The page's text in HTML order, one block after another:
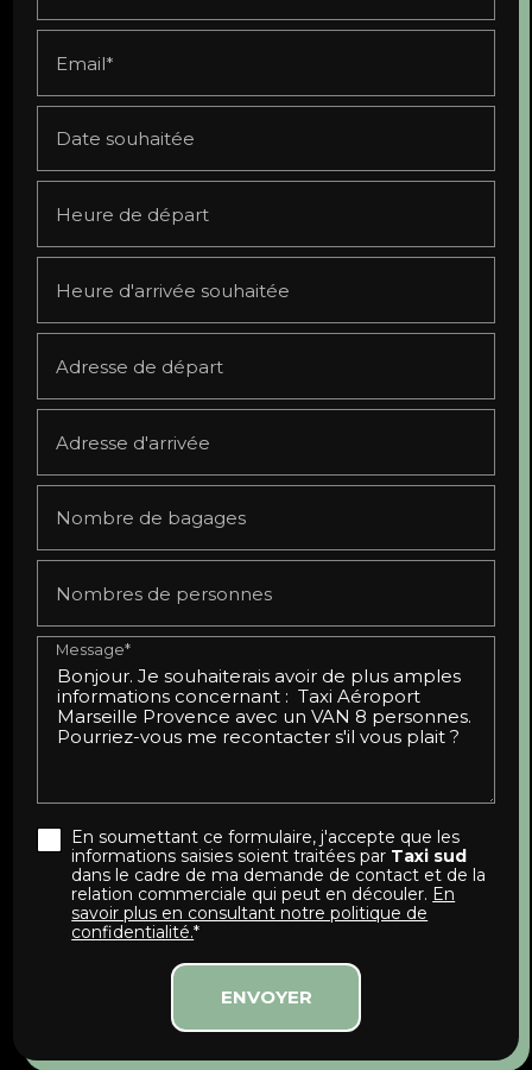
Email*
Date souhaitée
Heure de départ
Heure d'arrivée souhaitée
Adresse de départ
Adresse d'arrivée
Nombre de bagages
Nombres de personnes
Message*
En soumettant ce formulaire, j'accepte que les
informations saisies soient traitées par Taxi sud
dans le cadre de ma demande de contact et de la
relation commerciale qui peut en découler. En
savoir plus en consultant notre politique de
confidentialité.*